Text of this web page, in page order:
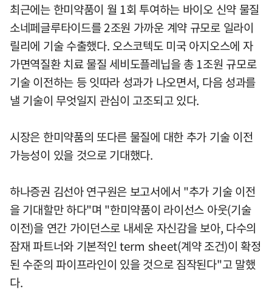
최근에는 한미약품이 월 1회 투여하는 바이오 신약 물질
소네페글루타이드를 2조원 가까운 계약 규모로 일라이
릴리에 기술 수출했다. 오스코텍도 미국 아지오스에 자
가면역질환 치료 물질 세비도플레닙을 총 1조원 규모로
기술 이전하는 등 잇따라 성과가 나오면서, 다음 성과를
낼 기술이 무엇일지 관심이 고조되고 있다.
시장은 한미약품의 또다른 물질에 대한 추가 기술 이전
가능성이 있을 것으로 기대했다.
하나증권 김선아 연구원은 보고서에서 "추가 기술 이전
을 기대할만 하다"며 "한미약품이 라이선스 아웃(기술
이전)을 연간 가이던스로 내세운 자신감을 보아, 다수의
잠재 파트너와 기본적인 term sheet(계약 조건)이 확정
된 수준의 파이프라인이 있을 것으로 짐작된다"고 말했
다.